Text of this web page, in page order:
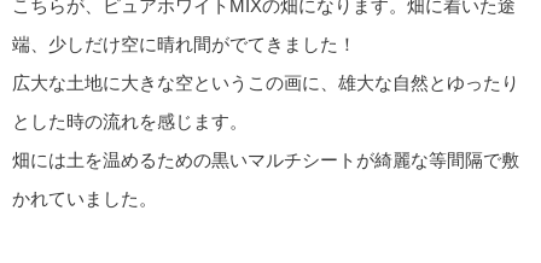
こちらが、ピュアホワイトMIXの畑になります。畑に着いた途
端、少しだけ空に晴れ間がでてきました！
広大な土地に大きな空というこの画に、雄大な自然とゆったり
とした時の流れを感じます。
畑には土を温めるための黒いマルチシートが綺麗な等間隔で敷
かれていました。